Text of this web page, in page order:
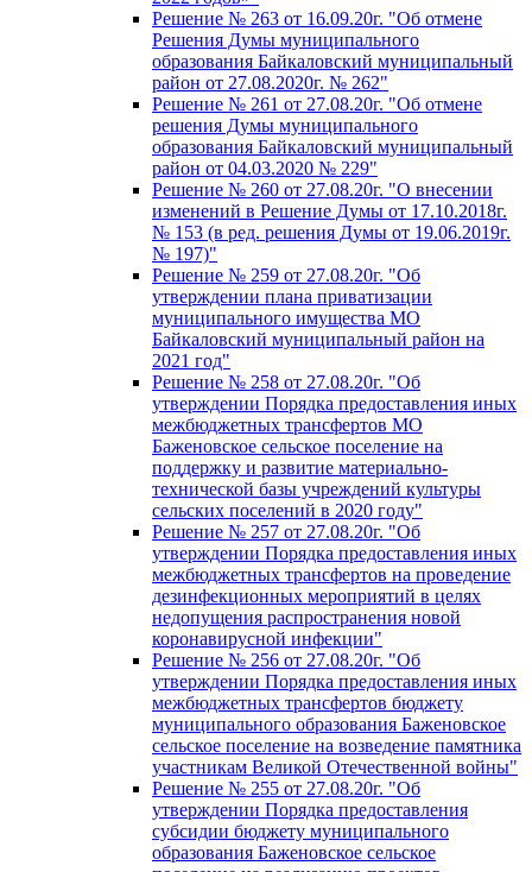
Решение № 263 от 16.09.20г. "Об отмене
Решения Думы муниципального
образования Байкаловский муниципальный
район от 27.08.2020г. № 262"
Решение № 261 от 27.08.20г. "Об отмене
решения Думы муниципального
образования Байкаловский муниципальный
район от 04.03.2020 № 229"
Решение № 260 от 27.08.20г. "О внесении
изменений в Решение Думы от 17.10.2018г.
№ 153 (в ред. решения Думы от 19.06.2019г.
№ 197)"
Решение № 259 от 27.08.20г. "Об
утверждении плана приватизации
муниципального имущества МО
Байкаловский муниципальный район на
2021 год"
Решение № 258 от 27.08.20г. "Об
утверждении Порядка предоставления иных
межбюджетных трансфертов МО
Баженовское сельское поселение на
поддержку и развитие материально-
технической базы учреждений культуры
сельских поселений в 2020 году"
Решение № 257 от 27.08.20г. "Об
утверждении Порядка предоставления иных
межбюджетных трансфертов на проведение
дезинфекционных мероприятий в целях
недопущения распространения новой
коронавирусной инфекции"
Решение № 256 от 27.08.20г. "Об
утверждении Порядка предоставления иных
межбюджетных трансфертов бюджету
муниципального образования Баженовское
сельское поселение на возведение памятника
участникам Великой Отечественной войны"
Решение № 255 от 27.08.20г. "Об
утверждении Порядка предоставления
субсидии бюджету муниципального
образования Баженовское сельское